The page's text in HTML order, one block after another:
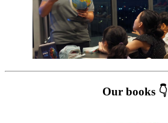
Our books 👇